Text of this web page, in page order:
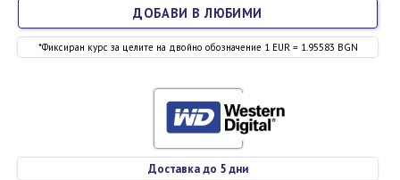
Доставка до 5 дни
*Фиксиран курс за целите на двойно обозначение 1 EUR = 1.95583 BGN
ДОБАВИ В ЛЮБИМИ